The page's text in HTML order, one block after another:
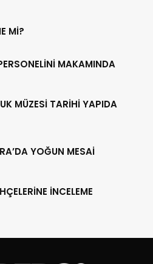
Mİ?
MAKAMINDA
MÜZESİ TARİHİ YAPIDA
YOĞUN MESAİ
İNCELEME